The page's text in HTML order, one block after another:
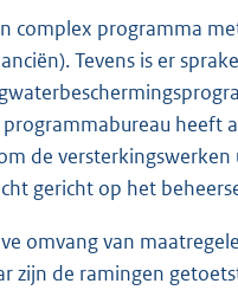
programma
Tevens is er
heeft
de
gericht op het
omvang van
zijn de ramingen